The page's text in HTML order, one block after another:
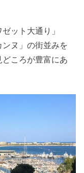
ット大通り」
ヌ」の街並みを
ころが豊富にあ